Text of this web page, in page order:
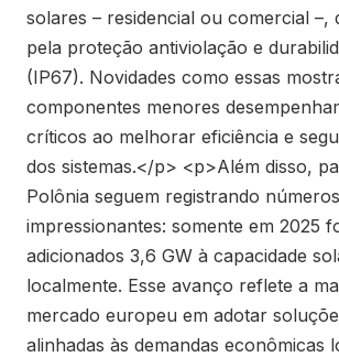
solares – residencial ou comercial –,
pela proteção antiviolação e
(IP67). Novidades como essas
componentes menores
críticos ao melhorar eficiência e
dos sistemas.</p> <p>Além disso,
Polônia seguem registrando números
impressionantes: somente em 2025
adicionados 3,6 GW à capacidade
localmente. Esse avanço reflete a
mercado europeu em adotar
alinhadas às demandas econômicas